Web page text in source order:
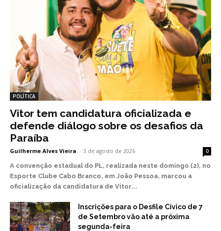
POLÍTICA
Vitor tem candidatura oficializada e
defende diálogo sobre os desafios da
Paraíba
Guilherme Alves Vieira - 3 de agosto de 2026 0
A convenção estadual do PL, realizada neste domingo (2), no
Esporte Clube Cabo Branco, em João Pessoa, marcou a
oficialização da candidatura de Vitor...
Inscrições para o Desfile Cívico de 7
de Setembro vão até a próxima
segunda-feira